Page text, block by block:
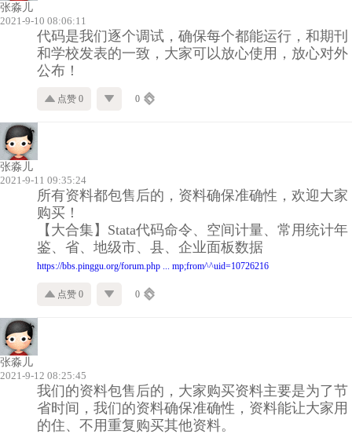
张淼儿
2021-9-10 08:06:11
代码是我们逐个调试，确保每个都能运行，和期刊
和学校发表的一致，大家可以放心使用，放心对外
公布！
点赞 0 0
张淼儿
2021-9-11 09:35:24
所有资料都包售后的，资料确保准确性，欢迎大家
购买！
【大合集】Stata代码命令、空间计量、常用统计年
鉴、省、地级市、县、企业面板数据
https://bbs.pinggu.org/forum.php ... mp;from^^uid=10726216
点赞 0 0
张淼儿
2021-9-12 08:25:45
我们的资料包售后的，大家购买资料主要是为了节
省时间，我们的资料确保准确性，资料能让大家用
的住、不用重复购买其他资料。